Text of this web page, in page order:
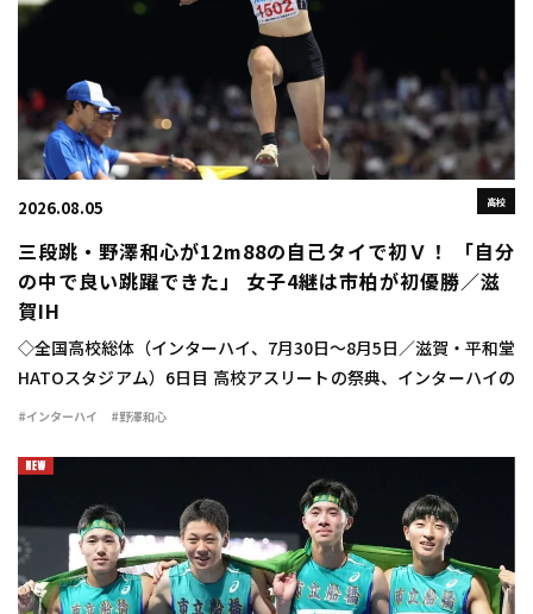
高校
2026.08.05
三段跳・野澤和心が12m88の自己タイで初Ｖ！ 「自分
の中で良い跳躍できた」 女子4継は市柏が初優勝／滋
賀IH
◇全国高校総体（インターハイ、7月30日～8月5日／滋賀・平和堂
HATOスタジアム）6日目 高校アスリートの祭典、インターハイの
6日目が行われ、女子三段跳では野澤和心（甲府南2山梨）が
#インターハイ #野澤和心